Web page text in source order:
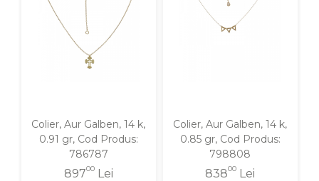
Diamante
Colier, Aur Galben, 14 k,
0.91 gr, Cod Produs:
786787
89700Lei
Colier, Aur Galben, 14 k,
0.85 gr, Cod Produs:
798808
83800 Lei